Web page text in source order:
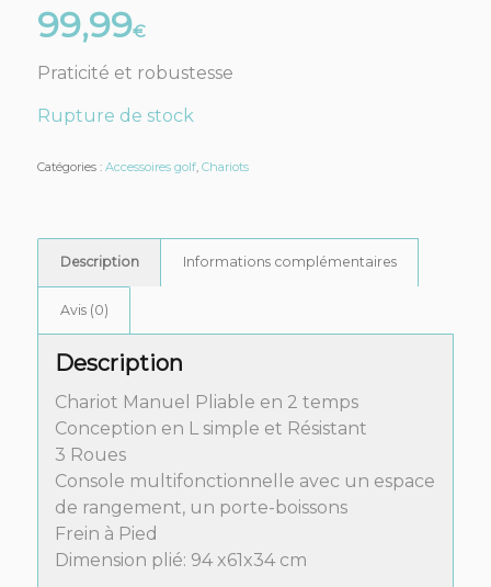
99,99€
Praticité et robustesse
Rupture de stock
Catégories : Accessoires golf, Chariots
Description Informations complémentaires
Avis (0)
Description
Chariot Manuel Pliable en 2 temps
Conception en L simple et Résistant
3 Roues
Console multifonctionnelle avec un espace
de rangement, un porte-boissons
Frein à Pied
Dimension plié: 94 x61x34 cm